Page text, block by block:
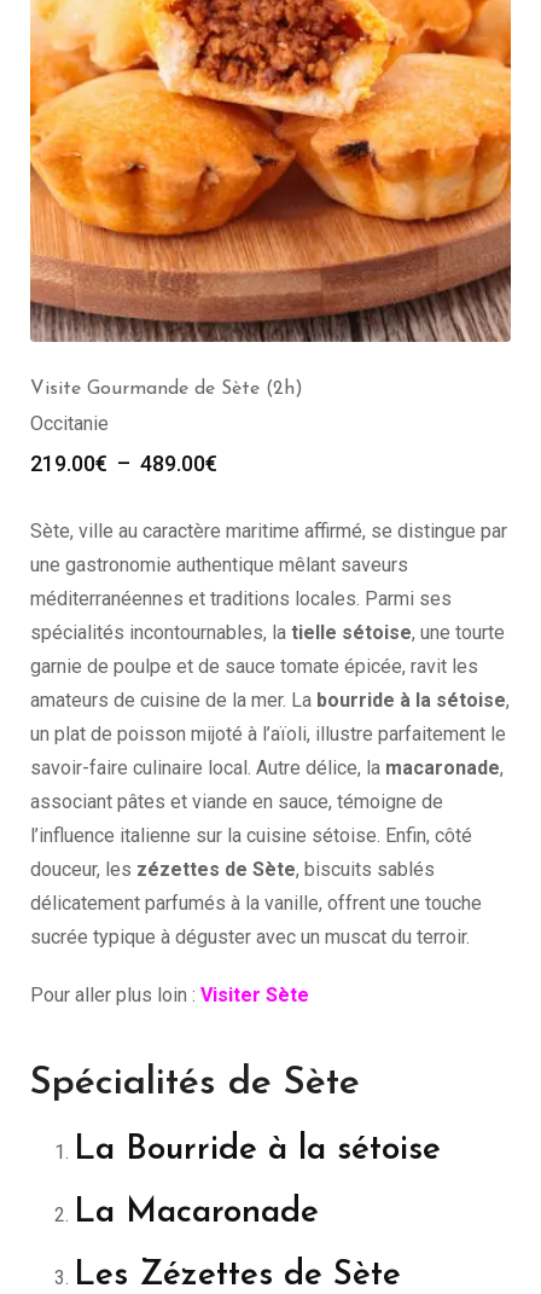
Visite de Sète (2h) – Groupe de 1 à 20 pers
Occitanie
199.00€ – 249.00€
Sète, ville au caractère maritime affirmé, se distingue par
une gastronomie authentique mêlant saveurs
méditerranéennes et traditions locales. Parmi ses
spécialités incontournables, la tielle sétoise, une tourte
garnie de poulpe et de sauce tomate épicée, ravit les
amateurs de cuisine de la mer. La bourride à la sétoise,
un plat de poisson mijoté à l’aïoli, illustre parfaitement le
savoir-faire culinaire local. Autre délice, la macaronade,
associant pâtes et viande en sauce, témoigne de
l’influence italienne sur la cuisine sétoise. Enfin, côté
douceur, les zézettes de Sète, biscuits sablés
délicatement parfumés à la vanille, offrent une touche
sucrée typique à déguster avec un muscat du terroir.
Pour aller plus loin : Visiter Sète
Spécialités de Sète
La Bourride à la sétoise
La Macaronade
Les Zézettes de Sète